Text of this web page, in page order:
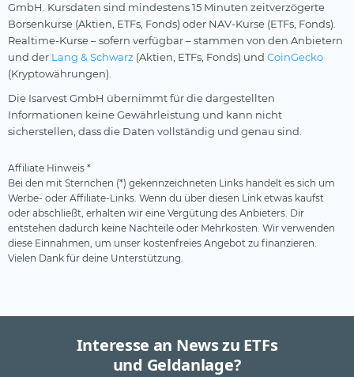
GmbH. Kursdaten sind mindestens 15 Minuten zeitverzögerte
Börsenkurse (Aktien, ETFs, Fonds) oder NAV-Kurse (ETFs, Fonds).
Realtime-Kurse – sofern verfügbar – stammen von den Anbietern
und der Lang & Schwarz (Aktien, ETFs, Fonds) und CoinGecko
(Kryptowährungen).
Die Isarvest GmbH übernimmt für die dargestellten
Informationen keine Gewährleistung und kann nicht
sicherstellen, dass die Daten vollständig und genau sind.
Affiliate Hinweis *
Bei den mit Sternchen (*) gekennzeichneten Links handelt es sich um
Werbe- oder Affiliate-Links. Wenn du über diesen Link etwas kaufst
oder abschließt, erhalten wir eine Vergütung des Anbieters. Dir
entstehen dadurch keine Nachteile oder Mehrkosten. Wir verwenden
diese Einnahmen, um unser kostenfreies Angebot zu finanzieren.
Vielen Dank für deine Unterstützung.
Interesse an News zu ETFs
und Geldanlage?